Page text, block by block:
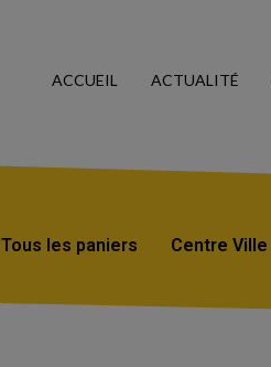
ACCUEIL ACTUALITÉ
Tous les paniers Centre Ville